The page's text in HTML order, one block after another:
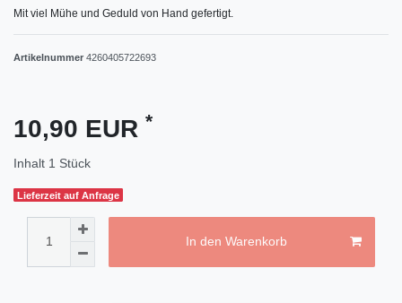
Mit viel Mühe und Geduld von Hand gefertigt.
Artikelnummer 4260405722693
10,90 EUR *
Inhalt 1 Stück
Lieferzeit auf Anfrage
In den Warenkorb